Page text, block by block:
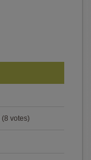
(8 votes)